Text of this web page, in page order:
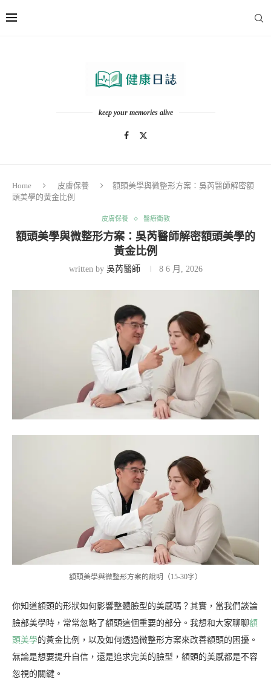
keep your memories alive
Home 皮膚保養
額頭美學與微整形方案：吳芮醫師解密額
頭美學的黃金比例
皮膚保養 醫療衛教
額頭美學與微整形方案：吳芮醫師解密額頭美學的
黃金比例
written by 吳芮醫師 8 6 月, 2026
額頭美學與微整形方案的說明（15-30字）
你知道額頭的形狀如何影響整體臉型的美感嗎？其實，當我們談論
臉部美學時，常常忽略了額頭這個重要的部分。我想和大家聊聊額
頭美學的黃金比例，以及如何透過微整形方案來改善額頭的困擾。
無論是想要提升自信，還是追求完美的臉型，額頭的美感都是不容
忽視的關鍵。